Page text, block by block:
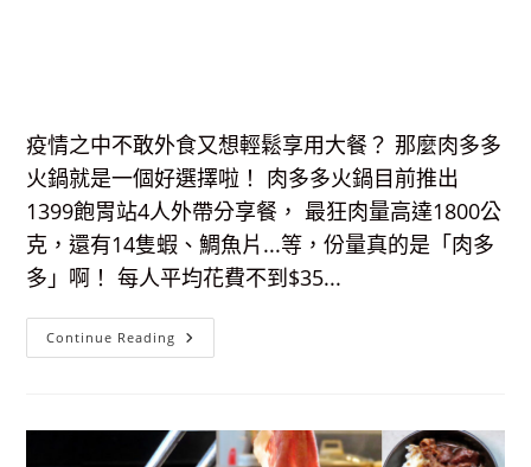
疫情之中不敢外食又想輕鬆享用大餐？ 那麼肉多多
火鍋就是一個好選擇啦！ 肉多多火鍋目前推出
1399飽胃站4人外帶分享餐， 最狂肉量高達1800公
克，還有14隻蝦、鯛魚片...等，份量真的是「肉多
多」啊！ 每人平均花費不到$35...
Continue Reading 肉
多
外
帶